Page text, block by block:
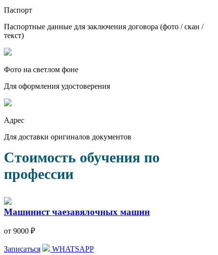
Паспорт
Паспортные данные для заключения договора (фото / скан /
текст)
Фото на светлом фоне
Для оформления удостоверения
Адрес
Для доставки оригиналов документов
Стоимость обучения по
профессии
Машинист чаезавялочных машин
от 9000 ₽
Записаться WHATSAPP